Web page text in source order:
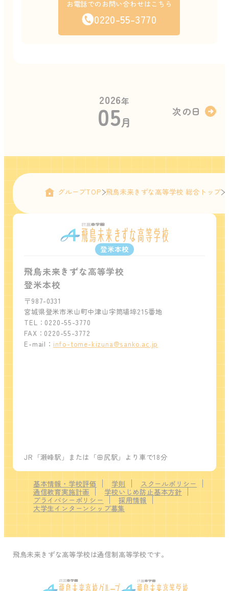
お電話でのお問い合わせはこちら
0220-55-3770
2026年
05月
次の日
グループTOP 飛鳥未来きずな高等学校 総合トップ
登米本校
飛鳥未来きずな高等学校
登米本校
〒987-0331
宮城県登米市米山町中津山字筒場埣215番地
TEL：0220-55-3770
FAX：0220-55-3772
E-mail： info-tome-kizuna@sanko.ac.jp
JR「瀬峰駅」または「田尻駅」より車で18分
基本情報・学校評価 学則
スクールポリシー
通信教育実施計画
学校いじめ防止基本方針
プライバシーポリシー
採用情報
大学生インターンシップ募集
飛鳥未来きずな高等学校は通信制高等学校です。